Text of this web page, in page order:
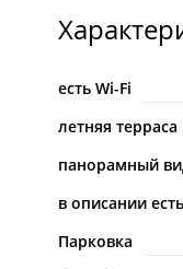
есть Wi-Fi
летняя терраса
панорамный
в описании
Парковка